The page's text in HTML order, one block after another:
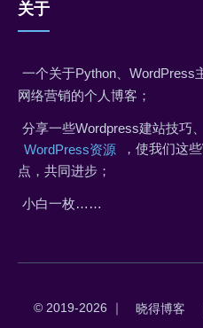
关于
一个关于Python、WordPress
网络营销的个人博客；
分享一些Wordpress建站技巧
WordPress资源
，使我们这
点，共同进步；
小白一枚……
© 2019-2026 ｜ 晓得博客